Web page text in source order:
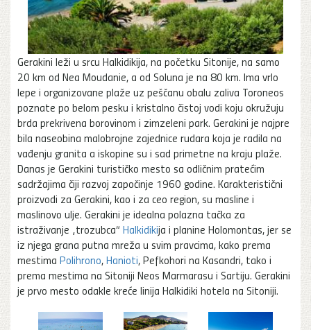
Gerakini leži u srcu Halkidikija, na početku Sitonije, na samo
20 km od Nea Moudanie, a od Soluna je na 80 km. Ima vrlo
lepe i organizovane plaže uz peščanu obalu zaliva Toroneos
poznate po belom pesku i kristalno čistoj vodi koju okružuju
brda prekrivena borovinom i zimzeleni park. Gerakini je najpre
bila naseobina malobrojne zajednice rudara koja je radila na
vađenju granita a iskopine su i sad primetne na kraju plaže.
Danas je Gerakini turističko mesto sa odličnim pratećim
sadržajima čiji razvoj započinje 1960 godine. Karakteristični
proizvodi za Gerakini, kao i za ceo region, su masline i
maslinovo ulje. Gerakini je idealna polazna tačka za
istraživanje „trozubca“ Halkidikija i planine Holomontas, jer se
iz njega grana putna mreža u svim pravcima, kako prema
mestima Polihrono,Hanioti, Pefkohori na Kasandri, tako i
prema mestima na Sitoniji Neos Marmarasu i Sartiju. Gerakini
je prvo mesto odakle kreće linija Halkidiki hotela na Sitoniji.